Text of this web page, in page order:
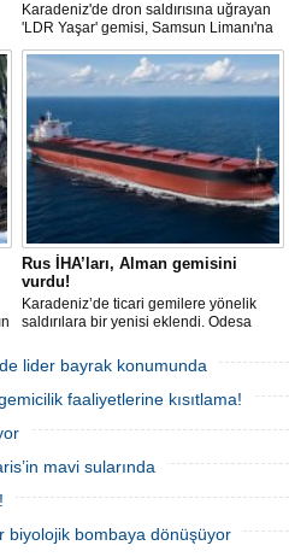
Karadeniz'de dron saldırısına uğrayan
'LDR Yaşar' gemisi, Samsun Limanı'na
güvenli bir şekilde ulaştı. Saldırıda can
kaybı yaşanmadı, ancak büyük çapta
maddi hasar oluştu.
Rus İHA’ları, Alman gemisini
vurdu!
Karadeniz’de ticari gemilere yönelik
saldırılara bir yenisi eklendi. Odesa
aldığı Alman işletmesindeki Emil
gemisinde yangın çıktı; teknik sistemler
durunca mürettebat tahliye edildi.
lider bayrak konumunda
faaliyetlerine kısıtlama!
mavi sularında
biyolojik bombaya dönüşüyor